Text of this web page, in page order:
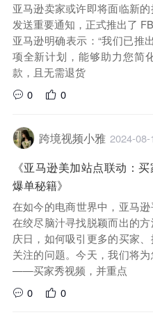
亚马逊卖家或许即将面临新
发送重要通知，正式推出了
亚马逊明确表示：“我们已推
项全新计划，能够助力您简
款，且无需退货
0
0
跨境视频小雅 2024-
《亚马逊美加站点联动：
爆单秘籍》
在如今的电商世界中，亚马
在绞尽脑汁寻找脱颖而出的
庆日，如何吸引更多的买家
关注的问题。今天，我们将
——买家秀视频，并重点
0
0